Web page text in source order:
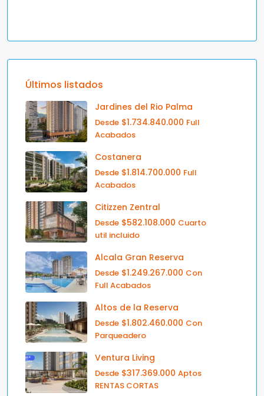
Últimos listados
Jardines del Rio Palma
Desde $1.734.840.000 Full
Acabados
Costanera
Desde $1.814.700.000 Full
Acabados
Citizzen Zentral
Desde $582.108.000 Cuarto
util incluido
Alcala Gran Reserva
Desde $1.249.267.000 Con
Full Acabados
Altos de la Reserva
Desde $1.802.460.000 Con
Parqueadero
Ventura Living
Desde $317.369.000 Aptos
RENTAS CORTAS